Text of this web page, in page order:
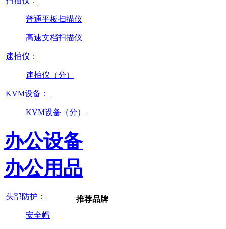
普通平板扫描仪
高速文档扫描仪
速拍仪：
速拍仪（分）
KVM设备：
KVM设备（分）
办公设备
办公用品
头部防护：
安全帽
推荐品牌